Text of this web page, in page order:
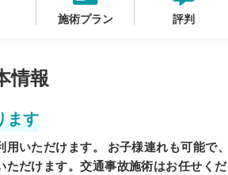
施術プラン 評判
情報
ます
いただけます。 お子様連れも可能で、
だけます。交通事故施術はお任せくだ